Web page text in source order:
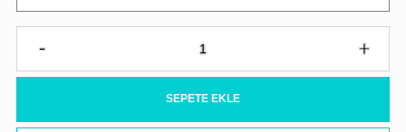
SEPETE EKLE